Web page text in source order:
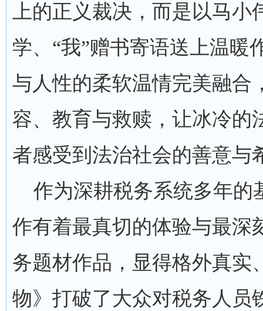
上的正义裁决，而是以马
学、“我”赠书寄语送上温暖
与人性的柔软温情完美融合
容、教育与救赎，让冰冷的
者感受到法治社会的善意与
作为深耕税务系统多年的
作有着最真切的体验与最深
务题材作品，显得格外真实
物》打破了大众对税务人员